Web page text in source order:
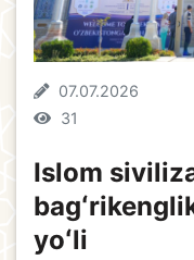
07.07.2026
31
Islom
yoʻli